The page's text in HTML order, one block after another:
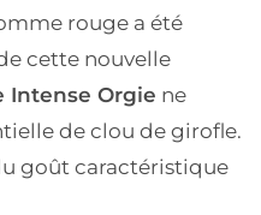
rouge a été
cette nouvelle
Intense Orgie ne
de clou de girofle.
goût caractéristique